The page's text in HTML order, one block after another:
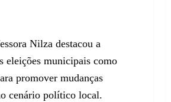
Nilza destacou a
eleições municipais como
promover mudanças
cenário político local.